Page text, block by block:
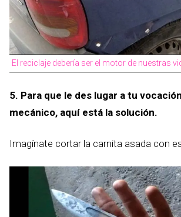
El reciclaje debería ser el motor de nuestras
5. Para que le des lugar a tu
mecánico, aquí está la solución.
Imagínate cortar la carnita asada con